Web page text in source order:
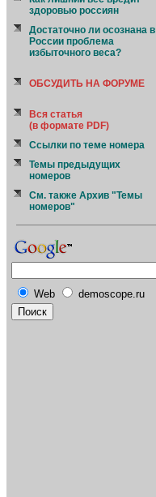
здоровью россиян
Достаточно ли осознана в
России проблема
избыточного веса?
ОБСУДИТЬ НА ФОРУМЕ
Вся статья
(в формате PDF)
Ссылки по теме номера
Темы предыдущих
номеров
См. также Архив "Темы
номеров"
Web demoscope.ru